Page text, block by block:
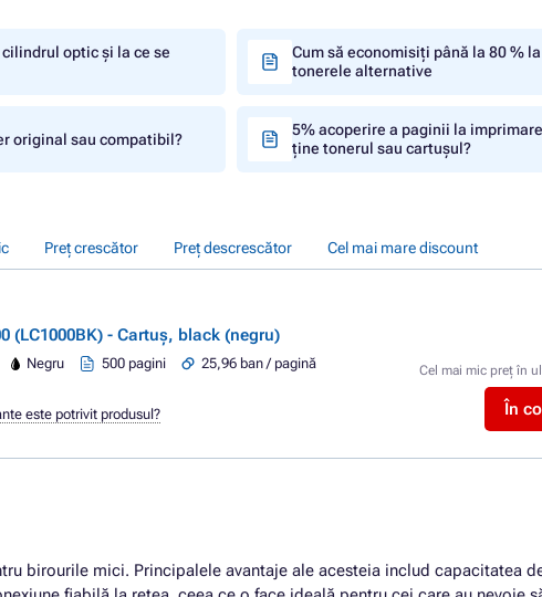
optic și la ce se
Cum să economisiți până la 80 %
tonerele alternative
original sau compatibil?
5% acoperire a paginii la
ține tonerul sau cartușul?
Preț crescător Preț descrescător Cel mai mare discount
(LC1000BK) - Cartuș, black (negru)
Negru 500 pagini
25,96 ban / pagină
Cel mai mic preț în
În
este potrivit produsul?
birourile mici. Principalele avantaje ale acesteia includ capacitatea